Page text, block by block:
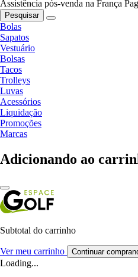
Assistência pós-venda na França
Pesquisar
Bolas
Sapatos
Vestuário
Bolsas
Tacos
Trolleys
Luvas
Acessórios
Liquidação
Promoções
Marcas
Adicionando ao
Subtotal do carrinho
Ver meu carrinho Continuar
Loading...